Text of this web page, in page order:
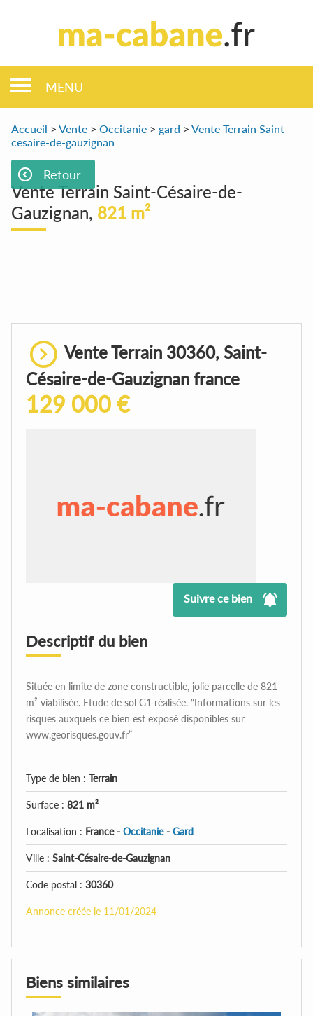
MENU
Accueil > Vente > Occitanie > gard > Vente Terrain Saint-
cesaire-de-gauzignan
Retour
Vente Terrain Saint-Césaire-de-
Gauzignan, 821 m²
Vente Terrain 30360, Saint-
Césaire-de-Gauzignan france
129 000 €
Suivre ce bien
Descriptif du bien
Située en limite de zone constructible, jolie parcelle de 821
m² viabilisée. Etude de sol G1 réalisée. “Informations sur les
risques auxquels ce bien est exposé disponibles sur
www.georisques.gouv.fr”
Type de bien : Terrain
Surface : 821 m²
Localisation : France - Occitanie- Gard
Ville : Saint-Césaire-de-Gauzignan
Code postal : 30360
Annonce créée le 11/01/2024
Biens similaires